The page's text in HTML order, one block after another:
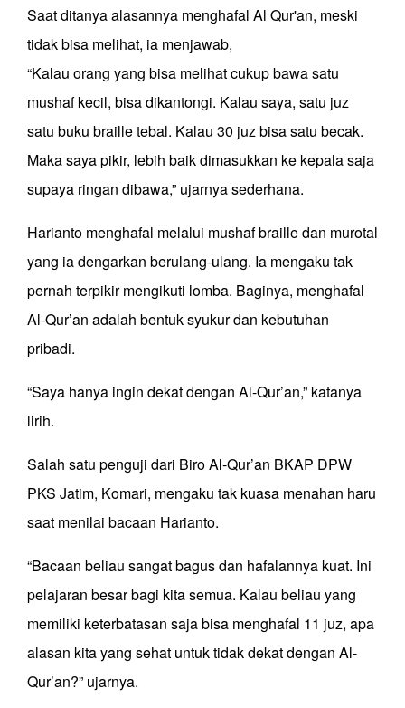
Saat ditanya alasannya menghafal Al Qur'an, meski
tidak bisa melihat, ia menjawab,
“Kalau orang yang bisa melihat cukup bawa satu
mushaf kecil, bisa dikantongi. Kalau saya, satu juz
satu buku braille tebal. Kalau 30 juz bisa satu becak.
Maka saya pikir, lebih baik dimasukkan ke kepala saja
supaya ringan dibawa,” ujarnya sederhana.
Harianto menghafal melalui mushaf braille dan murotal
yang ia dengarkan berulang-ulang. Ia mengaku tak
pernah terpikir mengikuti lomba. Baginya, menghafal
Al-Qur’an adalah bentuk syukur dan kebutuhan
pribadi.
“Saya hanya ingin dekat dengan Al-Qur’an,” katanya
lirih.
Salah satu penguji dari Biro Al-Qur’an BKAP DPW
PKS Jatim, Komari, mengaku tak kuasa menahan haru
saat menilai bacaan Harianto.
“Bacaan beliau sangat bagus dan hafalannya kuat. Ini
pelajaran besar bagi kita semua. Kalau beliau yang
memiliki keterbatasan saja bisa menghafal 11 juz, apa
alasan kita yang sehat untuk tidak dekat dengan Al-
Qur’an?” ujarnya.